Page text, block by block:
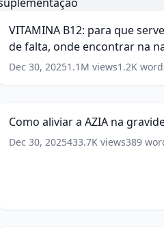
para
serve,
sintomas
de
falta,
na
natureza
e
VITAMINA B12: para que
de falta, onde encontrar na
suplementação (14words)
Dec 30, 20251.1M views1.2K
Como
na
gravidez (6
Como aliviar a AZIA na
Dec 30, 2025433.7K views389